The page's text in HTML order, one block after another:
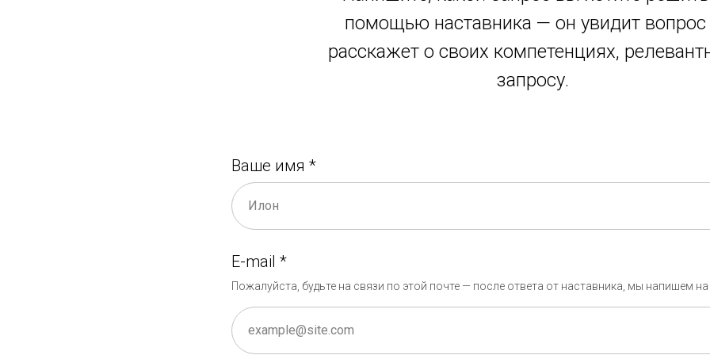
помощью наставника — он увидит вопрос
расскажет о своих компетенциях,
запросу.
Ваше имя *
E-mail *
Пожалуйста, будьте на связи по этой почте — после ответа от наставника, мы напишем на